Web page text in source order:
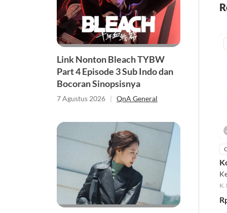
Link Nonton Bleach TYBW
Part 4 Episode 3 Sub Indo dan
Bocoran Sinopsisnya
7 Agustus 2026 | QnA General
K.